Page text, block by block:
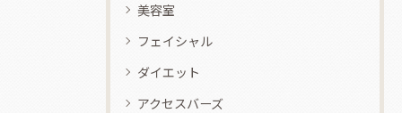
美容室
フェイシャル
ダイエット
アクセスバーズ